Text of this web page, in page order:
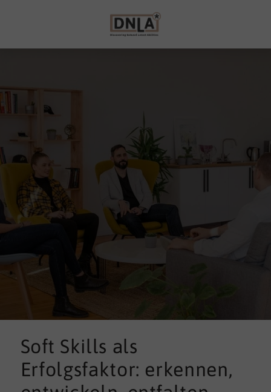
Soft Skills als
Erfolgsfaktor: erkennen,